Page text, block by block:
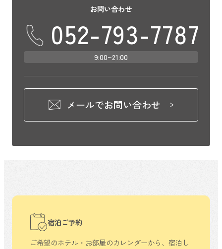
お問い合わせ
052-793-7787
9:00~21:00
メールでお問い合わせ
宿泊ご予約
ご希望のホテル・お部屋のカレンダーから、 宿泊し